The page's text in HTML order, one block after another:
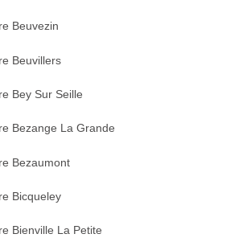
Beuvezin
Beuvillers
Bey Sur Seille
Bezange La Grande
Bezaumont
Bicqueley
Bienville La Petite